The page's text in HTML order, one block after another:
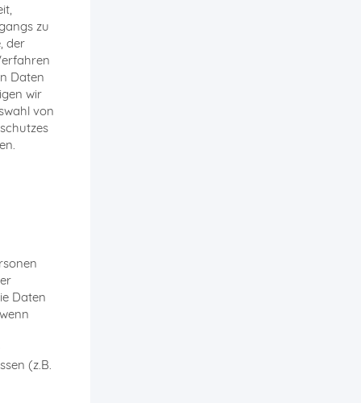
zu
der
Daten
wir
von
Daten
(z.B.